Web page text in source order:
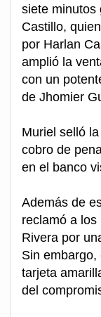
siete minutos
Castillo,
por Harlan
amplió la
con un
de Jhomier
Muriel selló
cobro de
en el banco
Además de
reclamó a los
Rivera por
Sin
tarjeta
del